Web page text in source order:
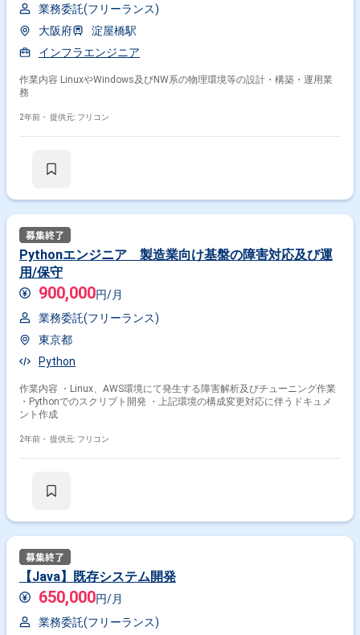
業務委託(フリーランス)
大阪府
淀屋橋駅
インフラエンジニア
作業内容 LinuxやWindows及びNW系の物理環境等の設計・構築・運用業
務
2年前・ 提供元: フリコン
Pythonエンジニア 製造業向け基盤の障害対応及び運
用/保守
900,000円/月
業務委託(フリーランス)
東京都
Python
作業内容 ・Linux、AWS環境にて発生する障害解析及びチューニング作業
・Pythonでのスクリプト開発 ・上記環境の構成変更対応に伴うドキュメ
ント作成
2年前・ 提供元: フリコン
【Java】既存システム開発
650,000円/月
業務委託(フリーランス)